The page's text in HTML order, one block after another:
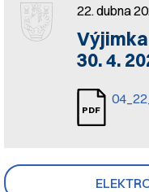
22. dubna
30. 4.